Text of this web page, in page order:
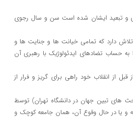
41 و 42 که منجر به دستگیری و تبعید ایشان شده است سن و سال رجوی
دارد که تمامی خیانت ها و جنایت ها و
حساب تضادهای ایدئولوژیک با رهبری آن
از انقلاب خود راهی برای گریز و فرار از
های تبین جهان در دانشگاه تهران) توسط
و یا در حال وقوع آن، همان جامعه کوچک و